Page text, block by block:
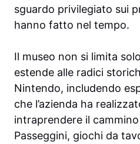
sguardo privilegiato sui
hanno fatto nel tempo.
Il museo non si limita
estende alle radici
Nintendo, includendo
che l’azienda ha
intraprendere il
Passeggini, giochi da